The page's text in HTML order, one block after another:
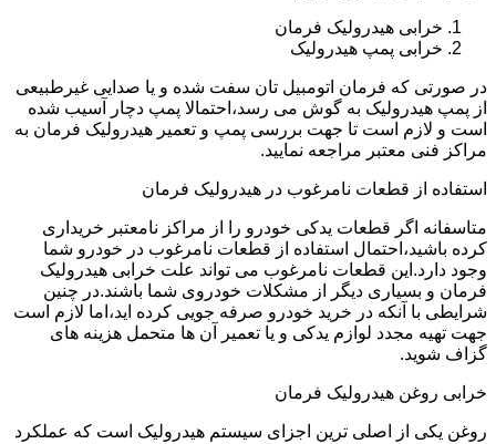
خرابی هیدرولیک فرمان
خرابی پمپ هیدرولیک
در صورتی که فرمان اتومبیل تان سفت شده و یا صدایی غیرطبیعی
از پمپ هیدرولیک به گوش می رسد،احتمالا پمپ دچار آسیب شده
است و لازم است تا جهت بررسی پمپ و تعمیر هیدرولیک فرمان به
مراکز فنی معتبر مراجعه نمایید.
استفاده از قطعات نامرغوب در هیدرولیک فرمان
متاسفانه اگر قطعات یدکی خودرو را از مراکز نامعتبر خریداری
کرده باشید،احتمال استفاده از قطعات نامرغوب در خودرو شما
وجود دارد.این قطعات نامرغوب می تواند علت خرابی هیدرولیک
فرمان و بسیاری دیگر از مشکلات خودروی شما باشند.در چنین
شرایطی با آنکه در خرید خودرو صرفه جویی کرده اید،اما لازم است
جهت تهیه مجدد لوازم یدکی و یا تعمیر آن ها متحمل هزینه های
گزاف شوید.
خرابی روغن هیدرولیک فرمان
روغن یکی از اصلی ترین اجزای سیستم هیدرولیک است که عملکرد